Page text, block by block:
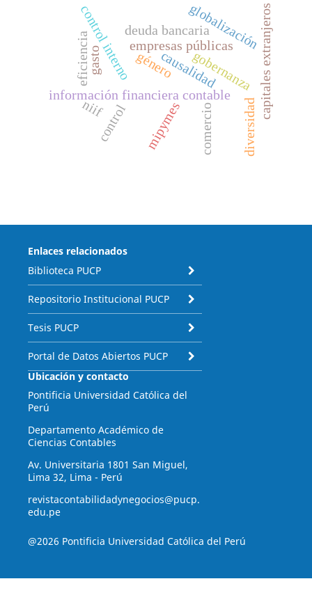
control interno
información financiera contable
empresas públicas
gobernanza
control
eficiencia
comercio
globalizacióncapitales extranjeros
género
diversidad
mipymes
deuda bancaria
niif
causalidad
gasto
Enlaces relacionados
Biblioteca PUCP
Repositorio Institucional PUCP
Tesis PUCP
Portal de Datos Abiertos PUCP
Ubicación y contacto
Pontificia Universidad Católica del
Perú
Departamento Académico de
Ciencias Contables
Av. Universitaria 1801 San Miguel,
Lima 32, Lima - Perú
revistacontabilidadynegocios@pucp.
edu.pe
@2026 Pontificia Universidad Católica del Perú